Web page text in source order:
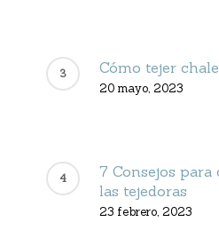
Cómo tejer
20 mayo, 2023
7 Consejos para
las tejedoras
23 febrero, 2023